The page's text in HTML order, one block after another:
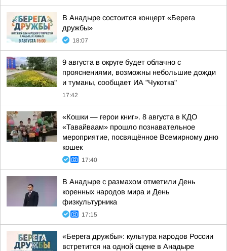
В Анадыре состоится концерт «Берега
дружбы»
18:07
9 августа в округе будет облачно с
прояснениями, возможны небольшие дожди
и туманы, сообщает ИА "Чукотка"
17:42
«Кошки — герои книг». 8 августа в КДО
«Тавайваам» прошло познавательное
мероприятие, посвящённое Всемирному дню
кошек
17:40
В Анадыре с размахом отметили День
коренных народов мира и День
физкультурника
17:15
«Берега дружбы»: культура народов России
встретится на одной сцене в Анадыре